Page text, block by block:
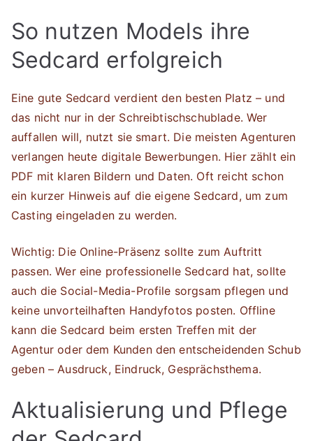
So nutzen Models ihre
Sedcard erfolgreich
Eine gute Sedcard verdient den besten Platz – und
das nicht nur in der Schreibtischschublade. Wer
auffallen will, nutzt sie smart. Die meisten Agenturen
verlangen heute digitale Bewerbungen. Hier zählt ein
PDF mit klaren Bildern und Daten. Oft reicht schon
ein kurzer Hinweis auf die eigene Sedcard, um zum
Casting eingeladen zu werden.
Wichtig: Die Online-Präsenz sollte zum Auftritt
passen. Wer eine professionelle Sedcard hat, sollte
auch die Social-Media-Profile sorgsam pflegen und
keine unvorteilhaften Handyfotos posten. Offline
kann die Sedcard beim ersten Treffen mit der
Agentur oder dem Kunden den entscheidenden Schub
geben – Ausdruck, Eindruck, Gesprächsthema.
Aktualisierung und Pflege